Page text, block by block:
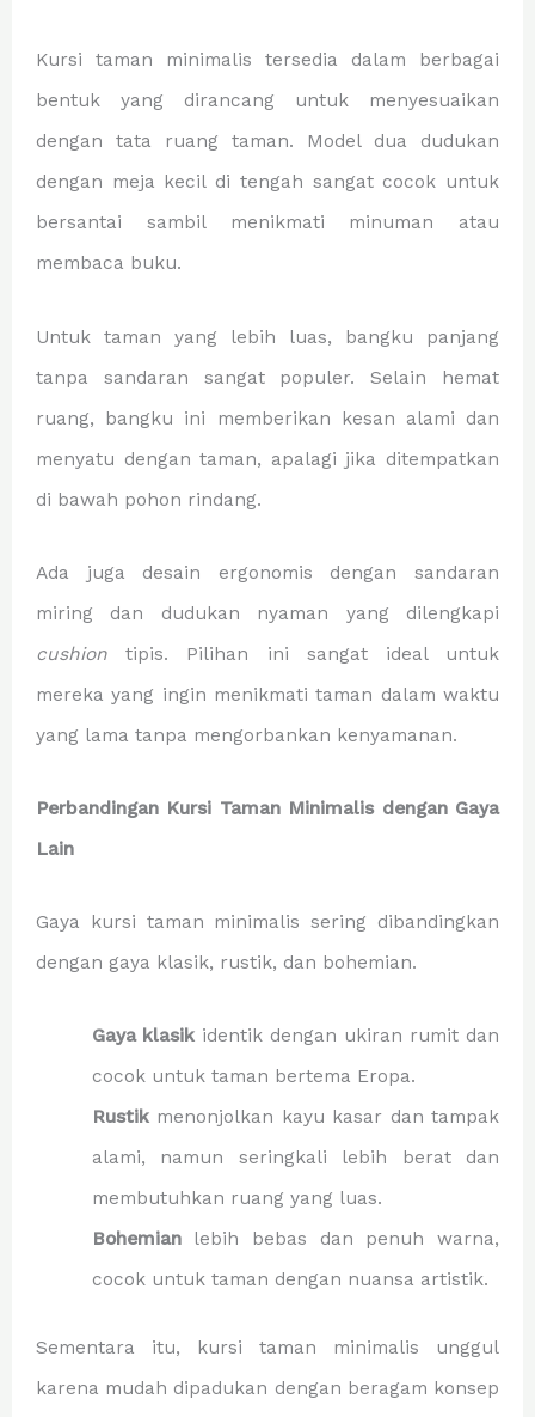
Kursi taman minimalis tersedia dalam berbagai
bentuk yang dirancang untuk menyesuaikan
dengan tata ruang taman. Model dua dudukan
dengan meja kecil di tengah sangat cocok untuk
bersantai sambil menikmati minuman atau
membaca buku.
Untuk taman yang lebih luas, bangku panjang
tanpa sandaran sangat populer. Selain hemat
ruang, bangku ini memberikan kesan alami dan
menyatu dengan taman, apalagi jika ditempatkan
di bawah pohon rindang.
Ada juga desain ergonomis dengan sandaran
miring dan dudukan nyaman yang dilengkapi
cushion tipis. Pilihan ini sangat ideal untuk
mereka yang ingin menikmati taman dalam waktu
yang lama tanpa mengorbankan kenyamanan.
Perbandingan Kursi Taman Minimalis dengan Gaya
Lain
Gaya kursi taman minimalis sering dibandingkan
dengan gaya klasik, rustik, dan bohemian.
Gaya klasik identik dengan ukiran rumit dan
cocok untuk taman bertema Eropa.
Rustikmenonjolkan kayu kasar dan tampak
alami, namun seringkali lebih berat dan
membutuhkan ruang yang luas.
Bohemianlebih bebas dan penuh warna,
cocok untuk taman dengan nuansa artistik.
Sementara itu, kursi taman minimalis unggul
karena mudah dipadukan dengan beragam konsep